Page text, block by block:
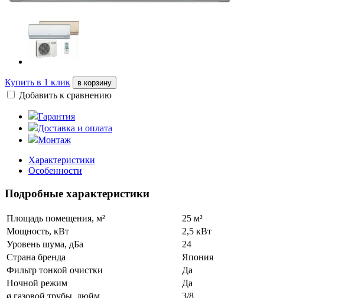
Купить в 1 клик в корзину
Добавить к сравнению
Гарантия
Доставка и оплата
Монтаж
Характеристики
Особенности
Подробные характеристики
Площадь помещения, м²
25 м²
Мощность, кВт
2,5 кВт
Уровень шума, дБа
24
Страна бренда
Япония
Фильтр тонкой очистки
Да
Ночной режим
Да
ø газовой трубы, дюйм
3/8